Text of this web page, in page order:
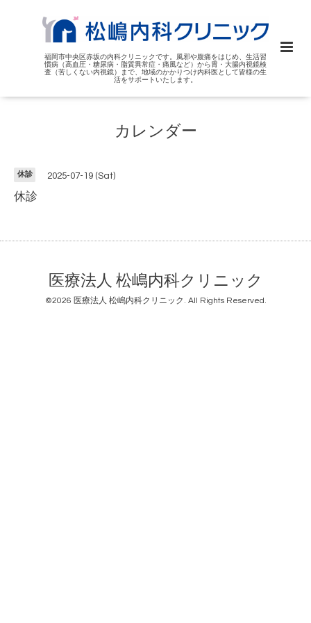
福岡市中央区赤坂の内科クリニックです。風邪や腹痛をはじめ、生活習
慣病（高血圧・糖尿病・脂質異常症・痛風など）から胃・大腸内視鏡検
査（苦しくない内視鏡）まで、地域のかかりつけ内科医として皆様の生
活をサポートいたします。
カレンダー
休診 2025-07-19 (Sat)
休診
医療法人 松嶋内科クリニック
©2026 医療法人 松嶋内科クリニック . All Rights Reserved.